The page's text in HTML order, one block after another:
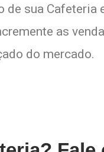
sua Cafeteria
as
do mercado.